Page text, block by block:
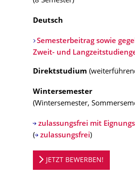
Deutsch
Semesterbeitrag sowie
Zweit- und
Direktstudium (
Wintersemester
(Wintersemester,
zulassungsfrei mit
(
zulassungsfrei)
JETZT BEWERBEN!